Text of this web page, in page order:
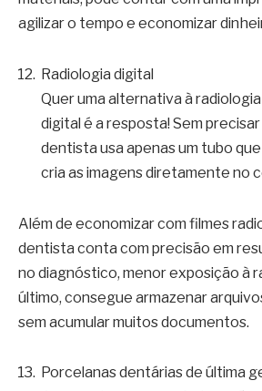
agilizar o tempo e economizar
Radiologia digital
Quer uma alternativa à
digital é a resposta! Sem precisar
dentista usa apenas um tubo
cria as imagens diretamente no
Além de economizar com filmes
dentista conta com precisão em
no diagnóstico, menor exposição à
último, consegue armazenar
sem acumular muitos documentos.
Porcelanas dentárias de última